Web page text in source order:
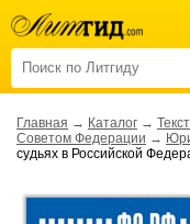
Главная → Каталог →
Советом Федерации →
судьях в Российской